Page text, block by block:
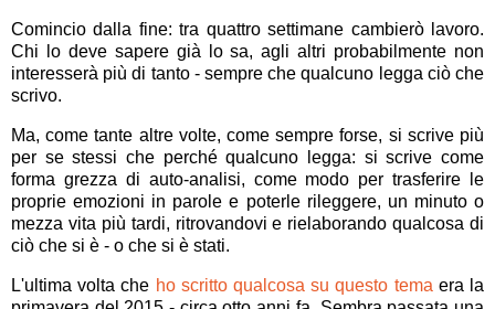
Comincio dalla fine: tra quattro settimane cambierò lavoro.
Chi lo deve sapere già lo sa, agli altri probabilmente non
interesserà più di tanto - sempre che qualcuno legga ciò che
scrivo.
Ma, come tante altre volte, come sempre forse, si scrive più
per se stessi che perché qualcuno legga: si scrive come
forma grezza di auto-analisi, come modo per trasferire le
proprie emozioni in parole e poterle rileggere, un minuto o
mezza vita più tardi, ritrovandovi e rielaborando qualcosa di
ciò che si è - o che si è stati.
L'ultima volta che ho scritto qualcosa su questo tema era la